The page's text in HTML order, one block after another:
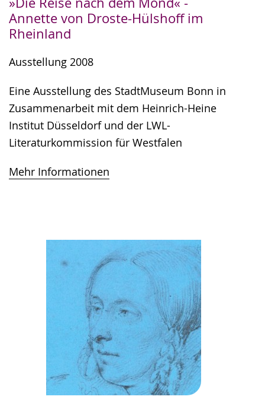
Annette von Droste-Hülshoff im
Rheinland
Ausstellung 2008
Eine Ausstellung des StadtMuseum Bonn in
Zusammenarbeit mit dem Heinrich-Heine
Institut Düsseldorf und der LWL-
Literaturkommission für Westfalen
Mehr Informationen